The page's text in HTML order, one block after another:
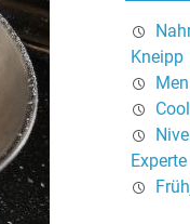
Kneipp
Experte